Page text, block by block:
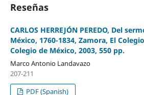
Reseñas
CARLOS HERREJÓN PEREDO, Del
México, 1760-1834, Zamora, El
Colegio de México, 2003, 550 pp.
Marco Antonio Landavazo
207-211
PDF (Spanish)